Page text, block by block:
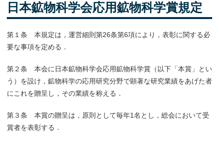
日本鉱物科学会応用鉱物科学賞規定
第１条 本規定は，運営細則第26条第6項により，表彰に関する必
要な事項を定める．
第２条 本会に日本鉱物科学会応用鉱物科学賞（以下「本賞」とい
う）を設け，鉱物科学の応用研究分野で顕著な研究業績をあげた者
にこれを贈呈し，その業績を称える．
第３条 本賞の贈呈は，原則として毎年1名とし，総会において受
賞者を表彰する．